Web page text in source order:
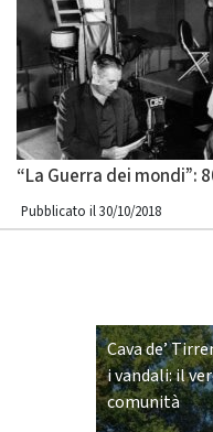
“La Guerra dei mondi”:
Pubblicato il 30/10/2018
Cava de’
i vandali: il
comunità